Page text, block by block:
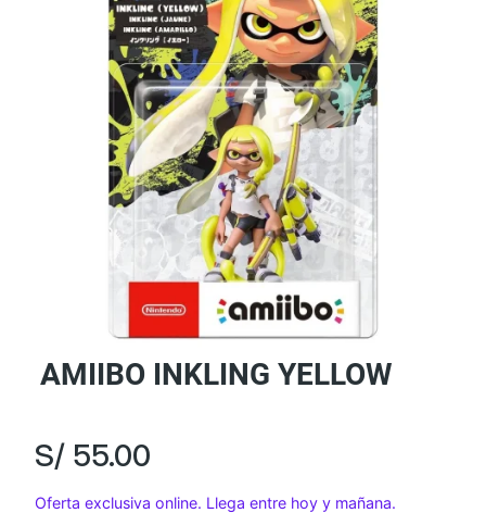
AMIIBO INKLING YELLOW
S/ 55.00
Oferta exclusiva online. Llega entre hoy y mañana.